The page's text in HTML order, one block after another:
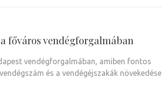
főváros vendégforgalmában
vendégforgalmában, amiben fontos
és a vendégéjszakák növekedése